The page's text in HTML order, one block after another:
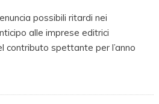
possibili ritardi nei
alle imprese editrici
contributo spettante per l’anno